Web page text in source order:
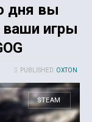
дня вы
игры
PUBLISHED: OXTON
STEAM